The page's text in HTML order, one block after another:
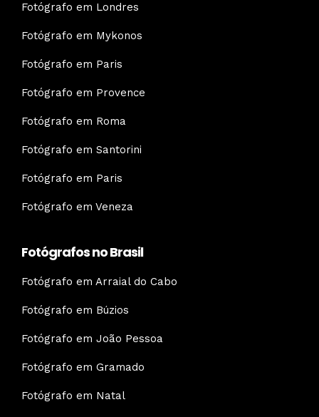
Fotógrafo em Londres
Fotógrafo em Mykonos
Fotógrafo em Paris
Fotógrafo em Provence
Fotógrafo em Roma
Fotógrafo em Santorini
Fotógrafo em Paris
Fotógrafo em Veneza
Fotógrafos no Brasil
Fotógrafo em Arraial do Cabo
Fotógrafo em Búzios
Fotógrafo em João Pessoa
Fotógrafo em Gramado
Fotógrafo em Natal